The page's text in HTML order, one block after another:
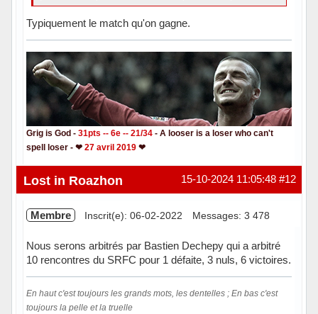
Typiquement le match qu'on gagne.
Grig is God - 31pts -- 6e -- 21/34 - A looser is a loser who can't
spell loser - ❤ 27 avril 2019❤
Hors ligne #12
15-10-2024 11:05:48
Lost in Roazhon
Membre Inscrit(e): 06-02-2022 Messages: 3 478
Nous serons arbitrés par Bastien Dechepy qui a arbitré
10 rencontres du SRFC pour 1 défaite, 3 nuls, 6 victoires.
En haut c'est toujours les grands mots, les dentelles ; En bas c'est
toujours la pelle et la truelle